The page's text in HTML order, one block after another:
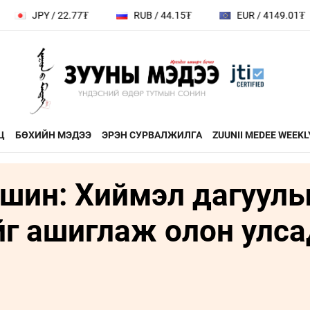
RUB / 44.15₮ EUR / 4149.01₮
БӨХИЙН МЭДЭЭ ЭРЭН СУРВАЛЖИЛГА ZUUNII MEDEE
зочин
ДӨРВӨН ХӨЛТЭЙ АНД
ӨӨРЧИЛЬЕ
ЭДИЙН
Хиймэл
ашиглаж олон